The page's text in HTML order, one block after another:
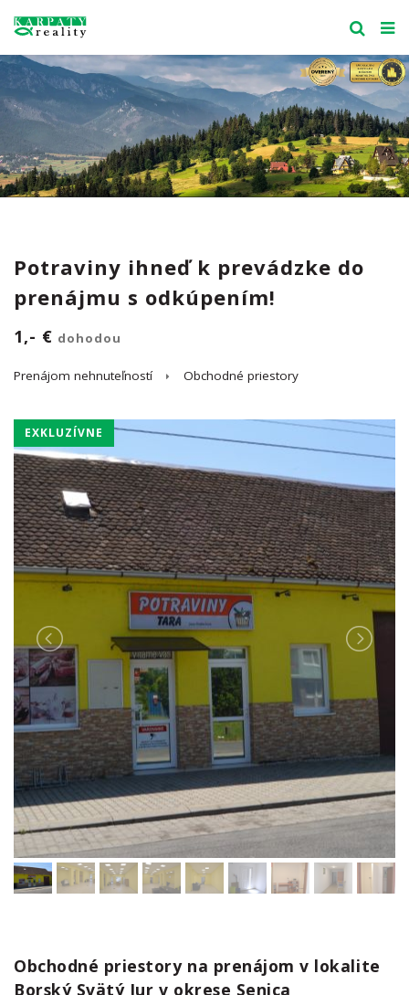
Potraviny ihneď k prevádzke do
prenájmu s odkúpením!
1,- € dohodou
Prenájom nehnuteľností Obchodné priestory
EXKLUZÍVNE
Obchodné priestory na prenájom v lokalite
Borský Svätý Jur v okrese Senica